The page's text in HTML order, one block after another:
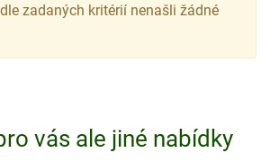
zadaných kritérií nenašli žádné
vás ale jiné nabídky